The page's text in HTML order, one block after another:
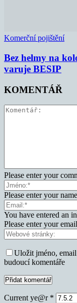
Komerční pojištění
Bez helmy na
varuje BESIP
KOMENTÁŘ
Please enter your
Please enter your
You have entered an
Please enter your
Uložit jméno,
budoucí komentáře
Current ye@r *